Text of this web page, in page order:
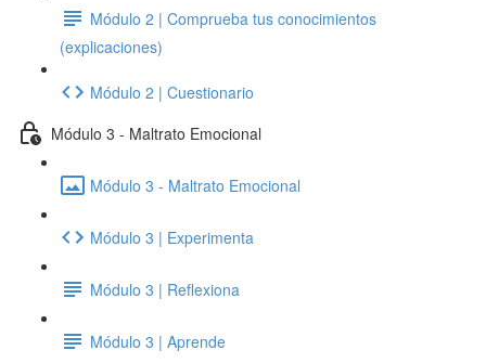
Módulo 2 | Comprueba tus conocimientos
(explicaciones)
Módulo 2 | Cuestionario
Módulo 3 - Maltrato Emocional
Módulo 3 - Maltrato Emocional
Módulo 3 | Experimenta
Módulo 3 | Reflexiona
Módulo 3 | Aprende